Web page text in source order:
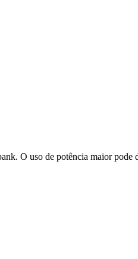
O uso de potência maior pode